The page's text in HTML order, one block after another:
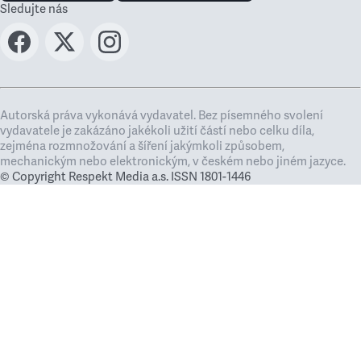
Sledujte nás
Autorská práva vykonává vydavatel. Bez písemného svolení
vydavatele je zakázáno jakékoli užití částí nebo celku díla,
zejména rozmnožování a šíření jakýmkoli způsobem,
mechanickým nebo elektronickým, v českém nebo jiném jazyce.
© Copyright Respekt Media a.s. ISSN 1801-1446